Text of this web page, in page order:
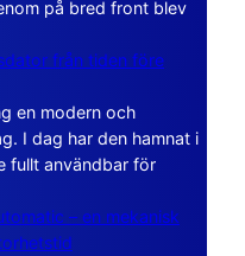
på bred front blev
från tiden före
en modern och
I dag har den hamnat i
fullt användbar för
– en mekanisk